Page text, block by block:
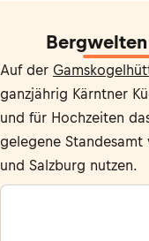
Auf der
ganzjährig Kärntner
und für Hochzeiten
gelegene Standesamt
und Salzburg nutzen.